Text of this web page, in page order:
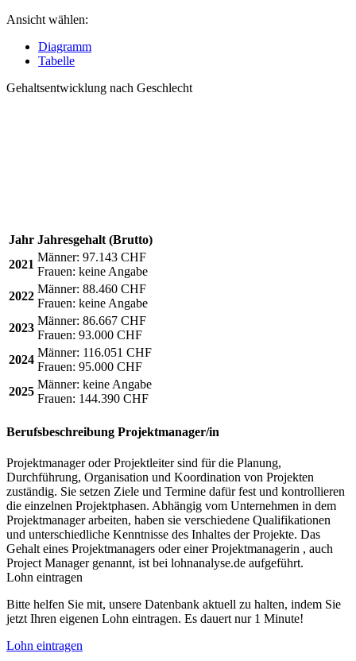
Ansicht wählen:
Diagramm
Tabelle
Gehaltsentwicklung nach Geschlecht
Jahr Jahresgehalt (Brutto)
2021
Männer: 97.143 CHF
Frauen: keine Angabe
2022
Männer: 88.460 CHF
Frauen: keine Angabe
2023
Männer: 86.667 CHF
Frauen: 93.000 CHF
2024
Männer: 116.051 CHF
Frauen: 95.000 CHF
2025
Männer: keine Angabe
Frauen: 144.390 CHF
Berufsbeschreibung Projektmanager/in
Projektmanager oder Projektleiter sind für die Planung,
Durchführung, Organisation und Koordination von Projekten
zuständig. Sie setzen Ziele und Termine dafür fest und kontrollieren
die einzelnen Projektphasen. Abhängig vom Unternehmen in dem
Projektmanager arbeiten, haben sie verschiedene Qualifikationen
und unterschiedliche Kenntnisse des Inhaltes der Projekte. Das
Gehalt eines Projektmanagers oder einer Projektmanagerin , auch
Project Manager genannt, ist bei lohnanalyse.de aufgeführt.
Lohn eintragen
Bitte helfen Sie mit, unsere Datenbank aktuell zu halten, indem Sie
jetzt Ihren eigenen Lohn eintragen. Es dauert nur 1 Minute!
Lohn eintragen